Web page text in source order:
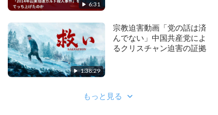
6:31
1:38:29
宗教迫害動画「党の話は済
んでない」中国共産党によ
るクリスチャン迫害の証拠
もっと見る